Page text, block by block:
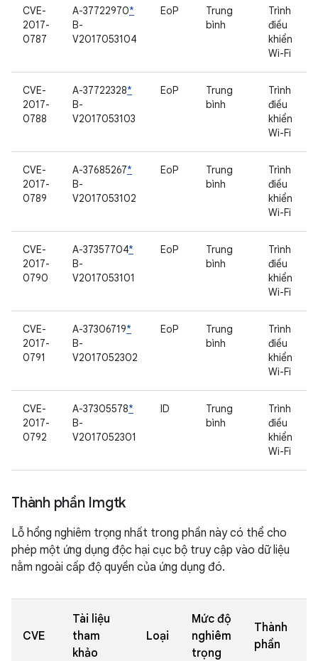
CVE-
2017-
0787
A-37722970*
B-
V2017053104
EoP
Trung
bình
Trình
điều
khiển
Wi-Fi
CVE-
2017-
0788
A-37722328*
B-
V2017053103
EoP
Trung
bình
Trình
điều
khiển
Wi-Fi
CVE-
2017-
0789
A-37685267*
B-
V2017053102
EoP
Trung
bình
Trình
điều
khiển
Wi-Fi
CVE-
2017-
0790
A-37357704*
B-
V2017053101
EoP
Trung
bình
Trình
điều
khiển
Wi-Fi
CVE-
2017-
0791
A-37306719*
B-
V2017052302
EoP
Trung
bình
Trình
điều
khiển
Wi-Fi
CVE-
2017-
0792
A-37305578*
B-
V2017052301
ID
Trung
bình
Trình
điều
khiển
Wi-Fi
Thành phần Imgtk
Lỗ hổng nghiêm trọng nhất trong phần này có thể cho
phép một ứng dụng độc hại cục bộ truy cập vào dữ liệu
nằm ngoài cấp độ quyền của ứng dụng đó.
CVE
Tài liệu
tham
khảo
Loại
Mức độ
nghiêm
trọng
Thành
phần